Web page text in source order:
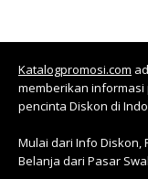
Katalogpromosi.com
memberikan
pencinta Diskon di
Mulai dari Info Diskon,
Belanja dari Pasar